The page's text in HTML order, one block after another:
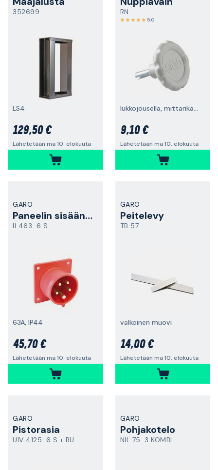
352699
LS4
129,50 €
Lähetetään ma 10. elokuuta
RN
5,0
lukkojousella, mittarikaappiin
9,10 €
Lähetetään ma 10. elokuuta
GARO
Paneelin sisääntulo
II 463-6 S
63A, IP44
45,70 €
Lähetetään ma 10. elokuuta
GARO
Peitelevy
TB 57
valkoinen muovi
14,00 €
Lähetetään ma 10. elokuuta
GARO
Pistorasia
UIV 4125-6 S + RU
GARO
Pohjakotelo
NIL 75-3 KOMBI